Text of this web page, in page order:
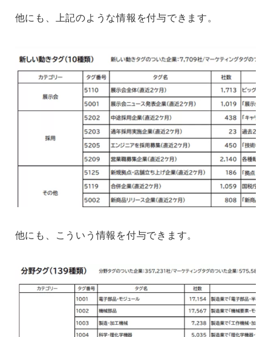
他にも、上記のような情報を付与できます。
他にも、こういう情報を付与できます。